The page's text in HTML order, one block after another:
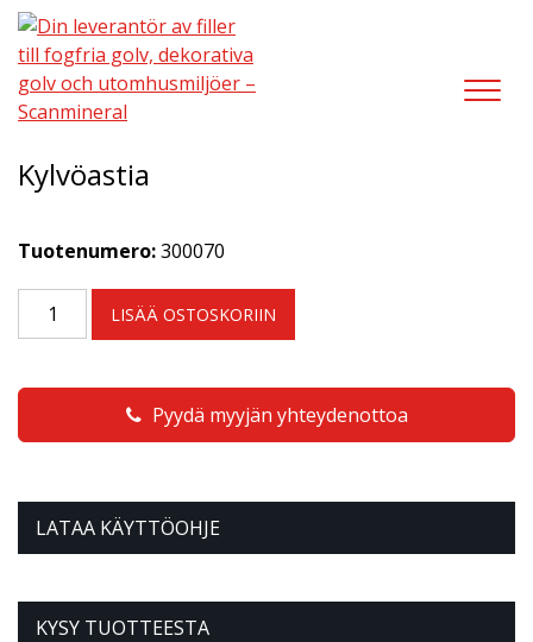
MUUT TUOTTEET
Kylvöastia
Tuotenumero:300070
LISÄÄ OSTOSKORIIN
Pyydä myyjän yhteydenottoa
LATAA KÄYTTÖOHJE
KYSY TUOTTEESTA